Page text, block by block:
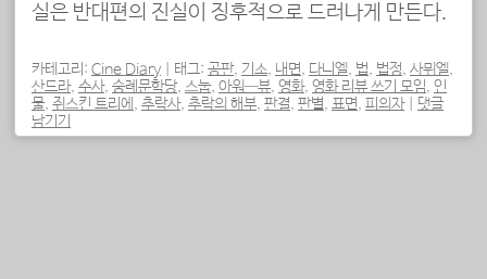
실은 반대편의 진실이 징후적으로 드러나게 만든다.
카테고리: Cine Diary 태그: 공판, 기소, 내면, 다니엘, 법, 법정, 사뮈엘,
산드라, 수사, 숭례문학당, 스눕, 아워—뷰, 영화, 영화 리뷰 쓰기 모임, 인
물, 쥐스킨 트리에 , 추락사, 추락의 해부, 판결, 판별, 표면, 피의자
댓글
남기기